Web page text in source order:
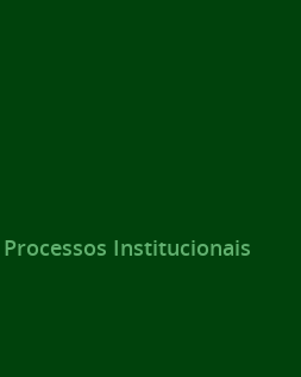
Institucionais